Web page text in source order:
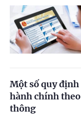
Một số quy
hành chính
thông